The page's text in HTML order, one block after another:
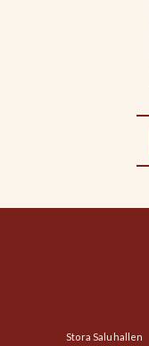
Stora Saluhallen